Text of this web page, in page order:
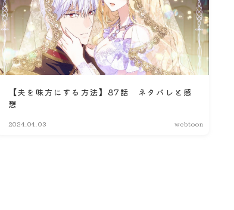
【夫を味方にする方法】87話 ネタバレと感
想
2024.04.03 webtoon